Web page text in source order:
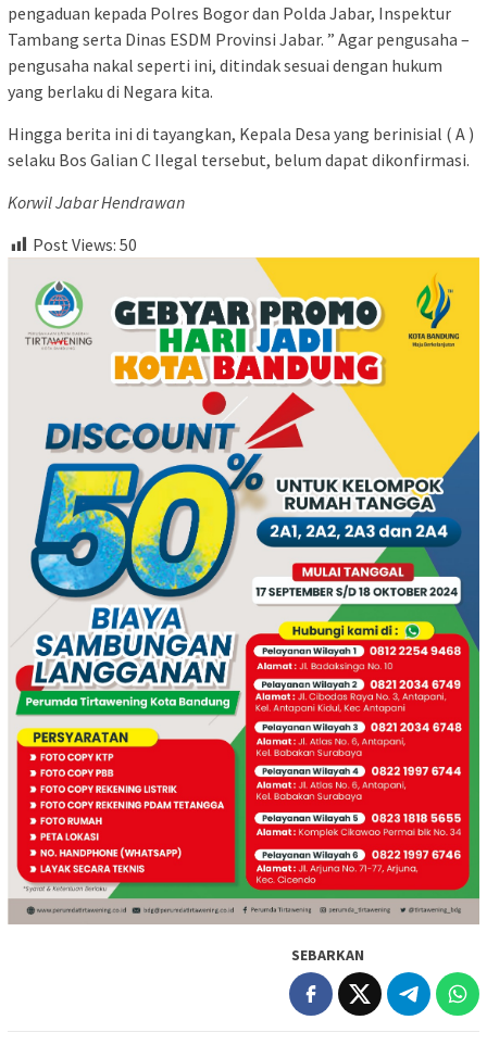
pengaduan kepada Polres Bogor dan Polda Jabar, Inspektur
Tambang serta Dinas ESDM Provinsi Jabar. ” Agar pengusaha –
pengusaha nakal seperti ini, ditindak sesuai dengan hukum
yang berlaku di Negara kita.
Hingga berita ini di tayangkan, Kepala Desa yang berinisial ( A )
selaku Bos Galian C Ilegal tersebut, belum dapat dikonfirmasi.
Korwil Jabar Hendrawan
Post Views: 50
SEBARKAN